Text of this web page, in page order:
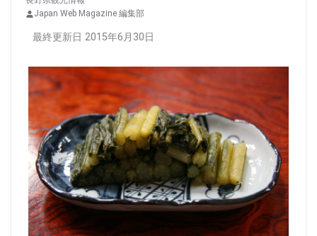
Japan Web Magazine 編集部
最終更新日 2015年6月30日